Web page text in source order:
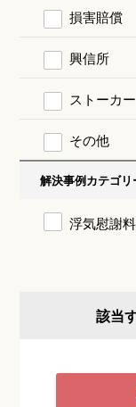
損害賠償
興信所
ストーカー
その他
解決事例カテゴリ
浮気慰謝
該当